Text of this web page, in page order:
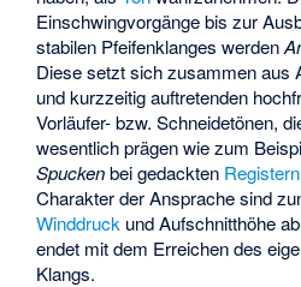
Einschwingvorgänge bis zur
stabilen Pfeifenklanges werden
Diese setzt sich zusammen aus
und kurzzeitig auftretenden
Vorläufer- bzw. Schneidetönen,
wesentlich prägen wie zum
Spuckenbei gedackten Registern
Charakter der Ansprache sind
Winddruck und Aufschnitthöhe
endet mit dem Erreichen des
Klangs.